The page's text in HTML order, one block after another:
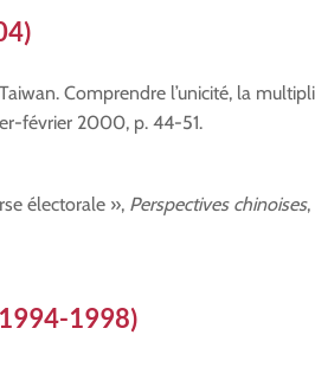
Comprendre l’unicité, la
février 2000, p. 44-51.
électorale », Perspectives chinoises
1998)